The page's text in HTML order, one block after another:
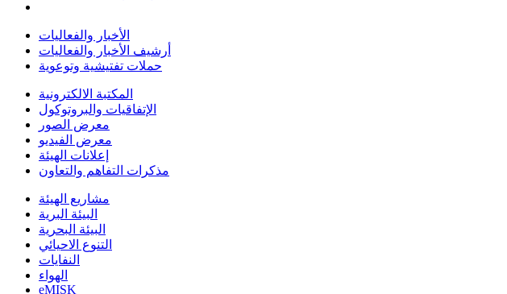
الأخبار والفعاليات
أرشيف الأخبار والفعاليات
حملات تفتيشية وتوعوية
المكتبة الالكترونية
الإتفاقيات والبروتوكول
معرض الصور
معرض الفيديو
إعلانات الهيئة
مذكرات التفاهم والتعاون
مشاريع الهيئة
البيئة البرية
البيئة البحرية
التنوع الاحيائي
النفايات
الهواء
eMISK